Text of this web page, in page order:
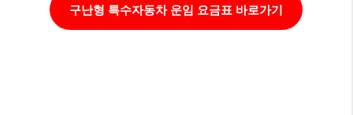
구난형 특수자동차 운임 요금표 바로가기